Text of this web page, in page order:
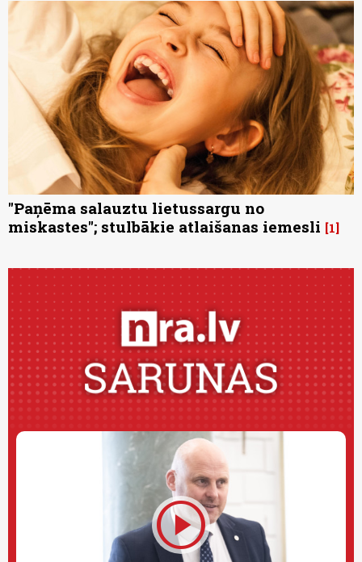
"Paņēma salauztu lietussargu no
miskastes"; stulbākie atlaišanas iemesli 1
play_circle